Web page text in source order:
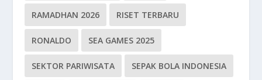
RAMADHAN 2026 RISET TERBARU
RONALDO SEA GAMES 2025
SEKTOR PARIWISATA SEPAK BOLA INDONESIA